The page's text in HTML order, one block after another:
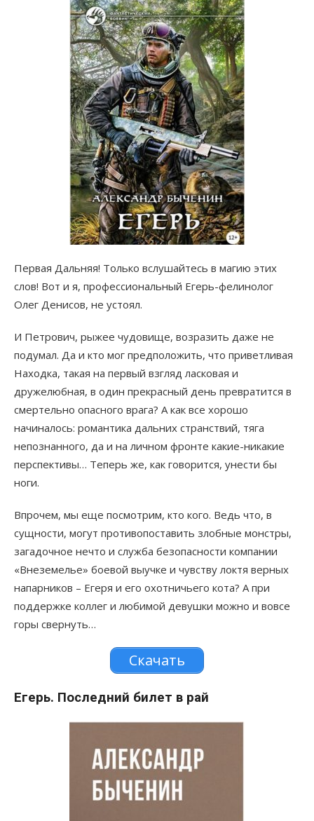
Первая Дальняя! Только вслушайтесь в магию этих
слов! Вот и я, профессиональный Егерь-фелинолог
Олег Денисов, не устоял.
И Петрович, рыжее чудовище, возразить даже не
подумал. Да и кто мог предположить, что приветливая
Находка, такая на первый взгляд ласковая и
дружелюбная, в один прекрасный день превратится в
смертельно опасного врага? А как все хорошо
начиналось: романтика дальних странствий, тяга
непознанного, да и на личном фронте какие-никакие
перспективы… Теперь же, как говорится, унести бы
ноги.
Впрочем, мы еще посмотрим, кто кого. Ведь что, в
сущности, могут противопоставить злобные монстры,
загадочное нечто и служба безопасности компании
«Внеземелье» боевой выучке и чувству локтя верных
напарников – Егеря и его охотничьего кота? А при
поддержке коллег и любимой девушки можно и вовсе
горы свернуть…
Скачать
Егерь. Последний билет в рай